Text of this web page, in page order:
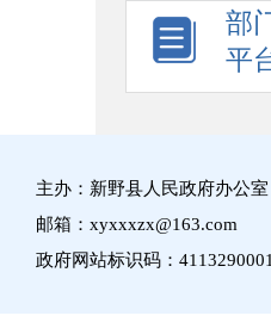
部
平
主办：新野县人民政府办公
邮箱：xyxxxzx@163.com
政府网站标识码：